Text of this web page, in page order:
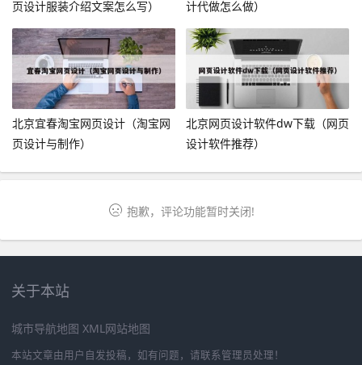
页设计服装介绍文案怎么写）
计代做怎么做）
北京宜春淘宝网页设计（淘宝网
页设计与制作）
北京网页设计软件dw下载（网页
设计软件推荐）
抱歉，评论功能暂时关闭!
关于本站
城市导航地图 XML网站地图
本站文章由用户自发投稿，如有问题，请联系管理员处理！